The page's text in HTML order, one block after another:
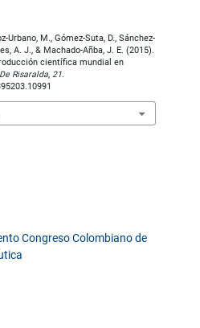
Urbano, M., Gómez-Suta, D., Sánchez-
A. J., & Machado-Añba, J. E. (2015).
científica mundial en
Risaralda,21.
Congreso Colombiano de